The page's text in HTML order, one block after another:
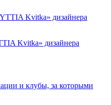
Kvitka» дизайнера